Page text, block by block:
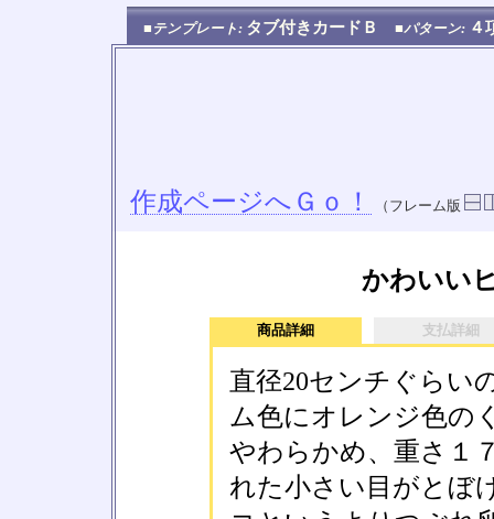
■テンプレート: タブ付きカードＢ ■パターン: ４
作成ページへＧｏ！ （フレーム版
かわいい
商品詳細 支払詳細
直径20センチぐらい
ム色にオレンジ色の
やわらかめ、重さ１
れた小さい目がとぼ